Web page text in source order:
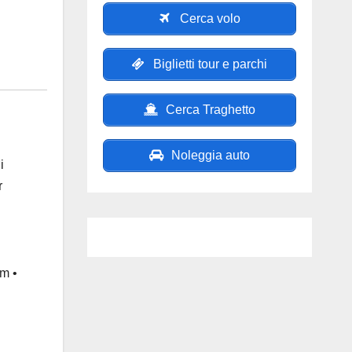
•
Cerca volo
Biglietti tour e parchi
Cerca Traghetto
Noleggia auto